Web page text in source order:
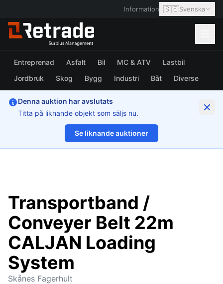
Information 🇸🇪Svenska
Entreprenad Asfalt Bil MC & ATV
Lastbil
Jordbruk
Skog Bygg Industri Båt Diverse
Denna auktion har avslutats
Titta på liknande objekt som säljs nu.
Se liknande auktioner
1/11
Transportband /
Conveyer Belt 22m
CALJAN Loading
System
Skånes Fagerhult